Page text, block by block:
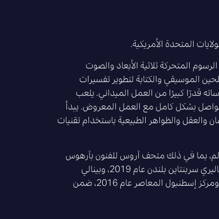
المتحركة ثلاثية الأبعاد والصوت
الموسيقي والكتابة لتطوير تفسيرات
قدرًا كبيرًا من العمل الميداني. يلعب
بشكل كامل مع العمل المعروض. يبدأ
والعقل والظواهر الطبيعية باستخدام تقنيات
بما في ذلك متحف آروس للفنون بآرهوس
عام 2022، وماكليون عام 2021، ومركز بومبيدو بباريس عام 2020، وغاليري سربنتاين بلندن عام 2019، وبينالي
البندقية عام 2019، ومركز ترانين للفن المعاصر بكوبنهاجن عام 2018، ومركز إسطنبول المعاصر عام 2016، ضمن